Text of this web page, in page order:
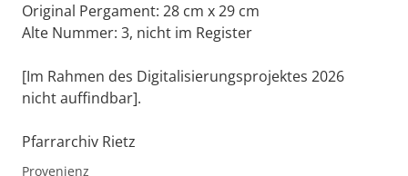
Original Pergament: 28 cm x 29 cm
Alte Nummer: 3, nicht im Register
[Im Rahmen des Digitalisierungsprojektes 2026
nicht auffindbar].
Pfarrarchiv Rietz
Provenienz